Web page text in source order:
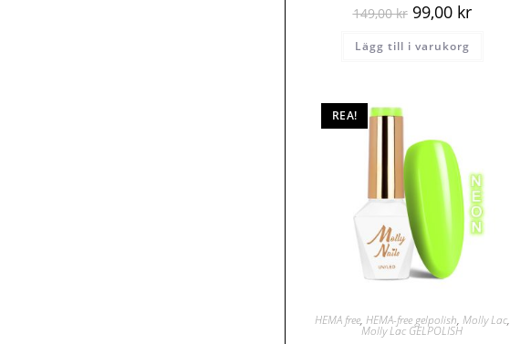
149,00kr 99,00 kr
Lägg till i varukorg
REA!
HEMA free, HEMA-free gelpolish, Molly Lac,
Molly Lac GELPOLISH